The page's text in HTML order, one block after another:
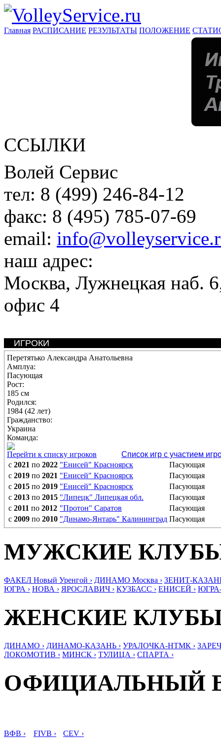
Главная РАСПИСАНИЕ РЕЗУЛЬТАТЫ ПОЛОЖЕНИЕ
ССЫЛКИ
Волей Сервис
тел: 8 (499) 246-84-12
факс: 8 (495) 785-07-69
email:
наш адрес:
Москва, Лужнецкая наб.
офис 4
ИГРОКИ
Перетятько Александра Анатольевна
Амплуа:
Пасующая
Рост:
185 см
Родился:
1984 (42 лет)
Гражданство:
Украина
Команда:
Перейти к списку игроков
Список игр с участием
с 2021 по 2022 "Енисей" Красноярск
Пасующая
с 2019 по 2021 "Енисей" Красноярск
Пасующая
с 2015 по 2019 "Енисей" Красноярск
Пасующая
с 2013 по 2015 "Липецк" Липецкая обл.
Пасующая
с 2011 по 2012 "Протон" Саратов
Пасующая
с 2009 по 2010 "Динамо-Янтарь" Калининград Пасующая
МУЖСКИЕ
ФАКЕЛ Новый Уренгой › ДИНАМО Москва › ЗЕНИТ-
ЮГРА › НОВА › ЯРОСЛАВИЧ › КУЗБАСС › ЕНИСЕЙ ›
ЖЕНСКИЕ
ДИНАМО › ДИНАМО-КАЗАНЬ › УРАЛОЧКА-НТМК ›
ЛОКОМОТИВ › МИНСК › ТУЛИЦА › СПАРТА ›
ОФИЦИАЛЬНЫЙ
ВФВ › FIVB › CEV ›